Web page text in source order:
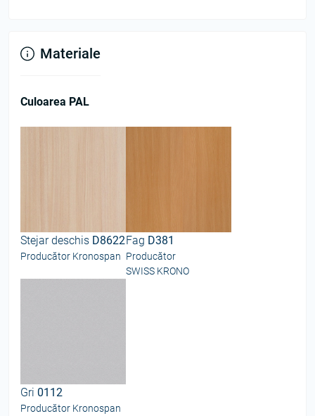
Materiale
Culoarea PAL
Stejar deschis D8622
Producător Kronospan
Fag D381
Producător
SWISS KRONO
Gri 0112
Producător Kronospan